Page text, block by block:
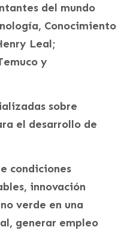
del mundo
Conocimiento
Leal;
y
sobre
el desarrollo de
condiciones
innovación
verde en una
generar empleo